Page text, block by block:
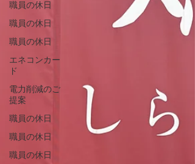
職員の休日
職員の休日
職員の休日
エネコンカー
ド
電力削減のご
提案
職員の休日
職員の休日
職員の休日